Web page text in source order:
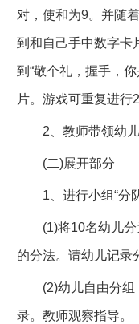
对，使和为9。并随
到和自己手中数字卡
到“敬个礼，握手，
片。游戏可重复进行
2、教师带领幼儿
(二)展开部分
1、进行小组“分
(1)将10名幼儿分
的分法。请幼儿记录
(2)幼儿自由分组
录。教师观察指导。